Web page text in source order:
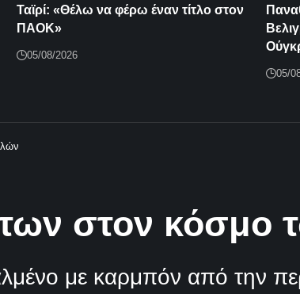
Ταϊρί: «Θέλω να φέρω έναν τίτλο στον
ΠΑΟΚ»
05/08/2026
05/
στον κόσμο
με καρμπόν από την